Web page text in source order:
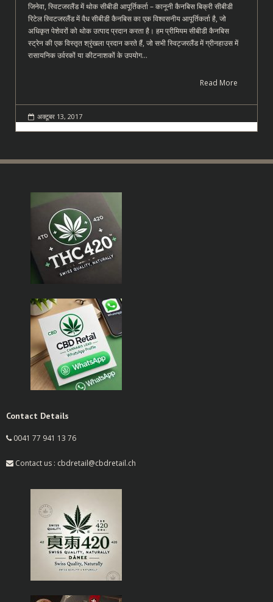
जिनेवा, स्विटजरलैंड में थोक सीबीडी आपूर्तिकर्ता – कानूनी कैनबिस बिक्री सीबीडी
रिटेल स्विटजरलैंड में वैध सीबीडी कैनबिस का एक विश्वसनीय आपूर्तिकर्ता है, जो
अधिकृत पेशेवरों को थोक उत्पाद प्रदान करता है। हम प्रीमियम सीबीडी कैनबिस
स्ट्रेन की एक विस्तृत श्रृंखला प्रदान करते हैं, जो सभी स्विट्जरलैंड में ग्रीनहाउस में
रासायनिक उर्वरकों या कीटनाशकों के उपयोग…
Read More
अक्टूबर 13, 2017
Contact Details
0041 77 941 13 76
Contact us : cbdretail@cbdretail.ch